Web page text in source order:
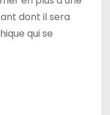
dont il sera
qui se